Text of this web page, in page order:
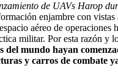
de UAVs Harop
enjambre con vistas
aéreo de operaciones
militar. Por esta razón y
del mundo hayan
y carros de combate